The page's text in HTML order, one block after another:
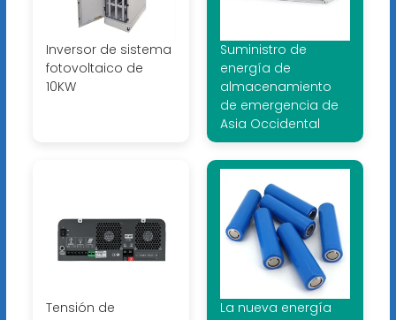
Inversor de sistema
fotovoltaico de
10KW
Suministro de
energía de
almacenamiento
de emergencia de
Asia Occidental
Tensión de
La nueva energía